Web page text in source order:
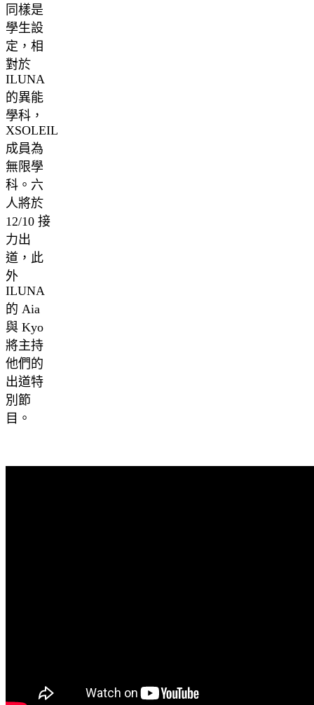
同樣是
學生設
定，相
對於
ILUNA
的異能
學科，
XSOLEIL
成員為
無限學
科。六
人將於
12/10 接
力出
道，此
外
ILUNA
的 Aia
與 Kyo
將主持
他們的
出道特
別節
目。